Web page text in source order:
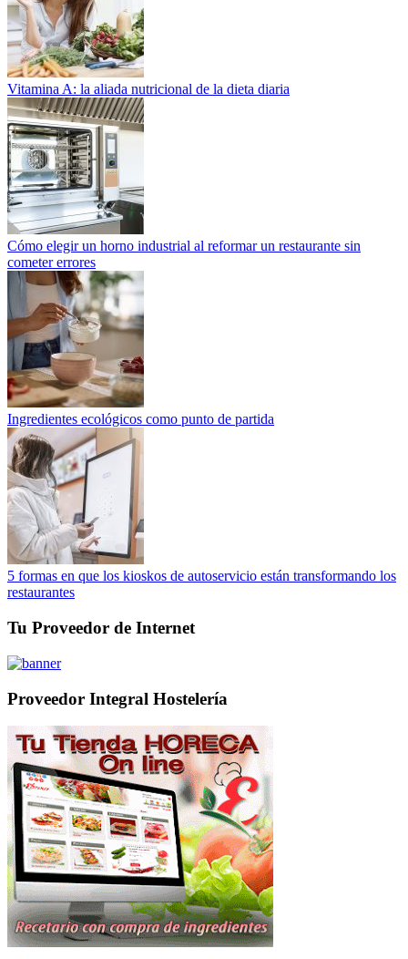
Vitamina A: la aliada nutricional de la dieta diaria
Cómo elegir un horno industrial al reformar un restaurante sin
cometer errores
Ingredientes ecológicos como punto de partida
5 formas en que los kioskos de autoservicio están transformando los
restaurantes
Tu Proveedor de Internet
Proveedor Integral Hostelería